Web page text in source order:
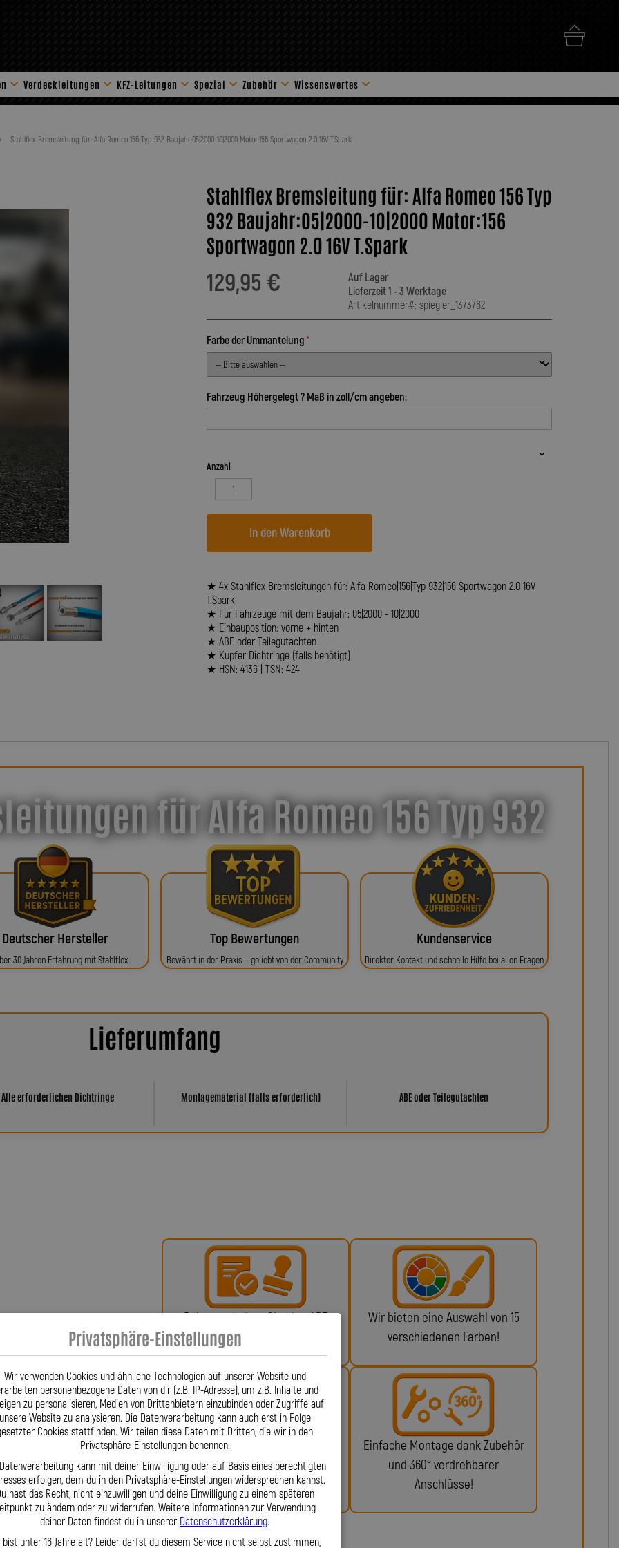
Verdeckleitungen KFZ-Leitungen Spezial Zubehör
Stahlflex Zubehör
Wissenswertes
Stahlflex Bremsleitung für: Alfa Romeo 156 Typ 932 Baujahr:05|2000-10|2000 Motor:156 Sportwagon 2.0 16V T.Spark
Stahlflex Bremsleitung für: Alfa Romeo 156 Typ
932 Baujahr:05|2000-10|2000 Motor:156
Sportwagon 2.0 16V T.Spark
129,95 €
Auf Lager
Lieferzeit 1 - 3 Werktage
Artikelnummer#: spiegler_1373762
Farbe der Ummantelung
Fahrzeug Höhergelegt ? Maß in zoll/cm angeben:
Anzahl
In den Warenkorb
★ 4x Stahlflex Bremsleitungen für: Alfa Romeo|156|Typ 932|156 Sportwagon 2.0 16V
T.Spark
★ Für Fahrzeuge mit dem Baujahr: 05|2000 - 10|2000
★ Einbauposition: vorne + hinten
★ ABE oder Teilegutachten
★ Kupfer Dichtringe (falls benötigt)
★ HSN: 4136 | TSN: 424
für Alfa Romeo 156 Typ 932
Deutscher Hersteller
30 Jahren Erfahrung mit Stahlflex
Top Bewertungen
Bewährt in der Praxis – geliebt von der Community
Kundenservice
Direkter Kontakt und schnelle Hilfe bei allen Fragen
Lieferumfang
Alle erforderlichen Dichtringe Montagematerial (falls erforderlich) ABE oder Teilegutachten
Stahlflex-Leitungen sind aus dem
HSN 4136, TSN 424)
auf jedes Detail. Wir fertigen
oder exakt nach Ihren
mehr“, finden wir eine Lösung.
wir kurze Lieferzeiten,
Team steht Ihnen täglich
der Lothar Spiegler Kfz-Leitungen
Hersteller, der sowohl
möglich macht –
Bei uns erhalten Sie eine ABE
oder ein Teilegutachten!
Wir bieten eine Auswahl von 15
verschiedenen Farben!
Fragen? Unser Team ist täglich
per Telefon oder Mail für Sie da.
Einfache Montage dank Zubehör
und 360° verdrehbarer
Anschlüsse!
Privatsphäre-Einstellungen
Wir verwenden Cookies und ähnliche Technologien auf unserer Website und
personenbezogene Daten von dir (z.B. IP-Adresse), um z.B. Inhalte und
zu personalisieren, Medien von Drittanbietern einzubinden oder Zugriffe auf
unsere Website zu analysieren. Die Datenverarbeitung kann auch erst in Folge
Cookies stattfinden. Wir teilen diese Daten mit Dritten, die wir in den
Privatsphäre-Einstellungen benennen.
kann mit deiner Einwilligung oder auf Basis eines berechtigten
erfolgen, dem du in den Privatsphäre-Einstellungen widersprechen kannst.
hast das Recht, nicht einzuwilligen und deine Einwilligung zu einem späteren
zu ändern oder zu widerrufen. Weitere Informationen zur Verwendung
deiner Daten findest du in unserer Datenschutzerklärung.
bist unter 16 Jahre alt? Leider darfst du diesem Service nicht selbst zustimmen,